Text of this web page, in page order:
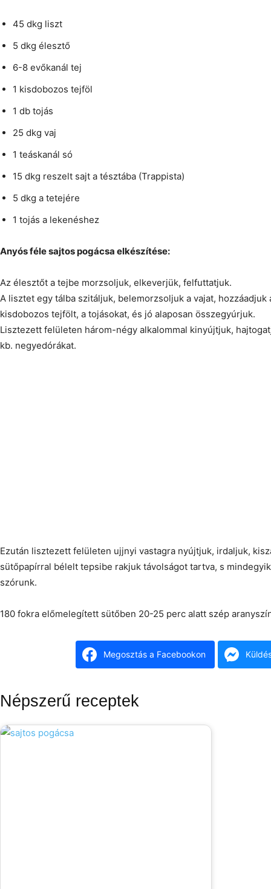
45 dkg liszt
5 dkg élesztő
6-8 evőkanál tej
1 kisdobozos tejföl
1 db tojás
25 dkg vaj
1 teáskanál só
15 dkg reszelt sajt a tésztába (Trappista)
5 dkg a tetejére
1 tojás a lekenéshez
Anyós féle sajtos pogácsa elkészítése:
Az élesztőt a tejbe morzsoljuk, elkeverjük, felfuttatjuk.
A lisztet egy tálba szitáljuk, belemorzsoljuk a vajat, hozzáadjuk
kisdobozos tejfölt, a tojásokat, és jó alaposan összegyúrjuk.
Lisztezett felületen három-négy alkalommal kinyújtjuk,
kb. negyedórákat.
Ezután lisztezett felületen ujjnyi vastagra nyújtjuk, irdaljuk,
sütőpapírral bélelt tepsibe rakjuk távolságot tartva, s
szórunk.
180 fokra előmelegített sütőben 20-25 perc alatt szép
Megosztás a Facebookon
Népszerű receptek